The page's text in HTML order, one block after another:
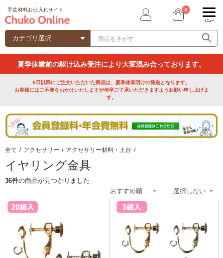
手芸材料お仕入れサイト 0
ﾒﾆｭｰ
夏季休業前の駆け込み受注により大変混み合っております。
6日以降にご注文いただいた商品は、夏季休業明けの発送となります。
お客様にはご不便をおかけいたしますが何卒ご了承いただきますようお願い申し上げま
す。
全て / アクセサリー / アクセサリー材料・土台 /
イヤリング金具
36件の商品が見つかりました